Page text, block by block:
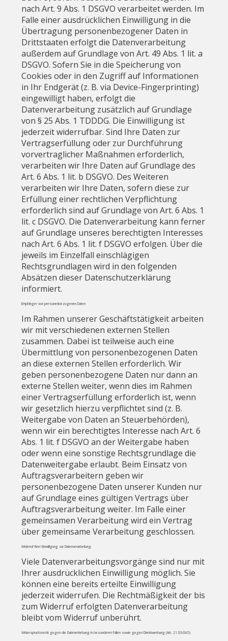
nach Art. 9 Abs. 1 DSGVO verarbeitet werden. Im
Falle einer ausdrücklichen Einwilligung in die
Übertragung personenbezogener Daten in
Drittstaaten erfolgt die Datenverarbeitung
außerdem auf Grundlage von Art. 49 Abs. 1 lit. a
DSGVO. Sofern Sie in die Speicherung von
Cookies oder in den Zugriff auf Informationen
in Ihr Endgerät (z. B. via Device-Fingerprinting)
eingewilligt haben, erfolgt die
Datenverarbeitung zusätzlich auf Grundlage
von § 25 Abs. 1 TDDDG. Die Einwilligung ist
jederzeit widerrufbar. Sind Ihre Daten zur
Vertragserfüllung oder zur Durchführung
vorvertraglicher Maßnahmen erforderlich,
verarbeiten wir Ihre Daten auf Grundlage des
Art. 6 Abs. 1 lit. b DSGVO. Des Weiteren
verarbeiten wir Ihre Daten, sofern diese zur
Erfüllung einer rechtlichen Verpflichtung
erforderlich sind auf Grundlage von Art. 6 Abs. 1
lit. c DSGVO. Die Datenverarbeitung kann ferner
auf Grundlage unseres berechtigten Interesses
nach Art. 6 Abs. 1 lit. f DSGVO erfolgen. Über die
jeweils im Einzelfall einschlägigen
Rechtsgrundlagen wird in den folgenden
Absätzen dieser Datenschutzerklärung
informiert.
Empfänger von personenbezogenen Daten
Im Rahmen unserer Geschäftstätigkeit arbeiten
wir mit verschiedenen externen Stellen
zusammen. Dabei ist teilweise auch eine
Übermittlung von personenbezogenen Daten
an diese externen Stellen erforderlich. Wir
geben personenbezogene Daten nur dann an
externe Stellen weiter, wenn dies im Rahmen
einer Vertragserfüllung erforderlich ist, wenn
wir gesetzlich hierzu verpflichtet sind (z. B.
Weitergabe von Daten an Steuerbehörden),
wenn wir ein berechtigtes Interesse nach Art. 6
Abs. 1 lit. f DSGVO an der Weitergabe haben
oder wenn eine sonstige Rechtsgrundlage die
Datenweitergabe erlaubt. Beim Einsatz von
Auftragsverarbeitern geben wir
personenbezogene Daten unserer Kunden nur
auf Grundlage eines gültigen Vertrags über
Auftragsverarbeitung weiter. Im Falle einer
gemeinsamen Verarbeitung wird ein Vertrag
über gemeinsame Verarbeitung geschlossen.
Widerruf Ihrer Einwilligung zur Datenverarbeitung
Viele Datenverarbeitungsvorgänge sind nur mit
Ihrer ausdrücklichen Einwilligung möglich. Sie
können eine bereits erteilte Einwilligung
jederzeit widerrufen. Die Rechtmäßigkeit der bis
zum Widerruf erfolgten Datenverarbeitung
bleibt vom Widerruf unberührt.
Widerspruchsrecht gegen die Datenerhebung in besonderen Fällen sowie gegen Direktwerbung (Art. 21 DSGVO)